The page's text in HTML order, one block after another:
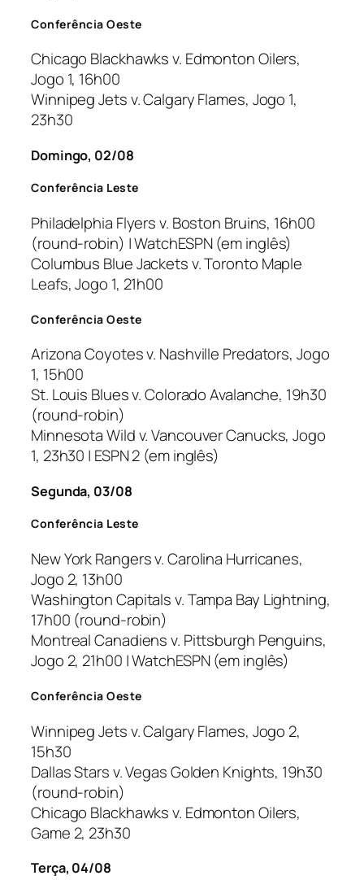
Conferência Oeste
Chicago Blackhawks v. Edmonton Oilers,
Jogo 1, 16h00
Winnipeg Jets v. Calgary Flames, Jogo 1,
23h30
Domingo, 02/08
Conferência Leste
Philadelphia Flyers v. Boston Bruins, 16h00
(round-robin) | WatchESPN (em inglês)
Columbus Blue Jackets v. Toronto Maple
Leafs, Jogo 1, 21h00
Conferência Oeste
Arizona Coyotes v. Nashville Predators, Jogo
1, 15h00
St. Louis Blues v. Colorado Avalanche, 19h30
(round-robin)
Minnesota Wild v. Vancouver Canucks, Jogo
1, 23h30 | ESPN 2 (em inglês)
Segunda, 03/08
Conferência Leste
New York Rangers v. Carolina Hurricanes,
Jogo 2, 13h00
Washington Capitals v. Tampa Bay Lightning,
17h00 (round-robin)
Montreal Canadiens v. Pittsburgh Penguins,
Jogo 2, 21h00 | WatchESPN (em inglês)
Conferência Oeste
Winnipeg Jets v. Calgary Flames, Jogo 2,
15h30
Dallas Stars v. Vegas Golden Knights, 19h30
(round-robin)
Chicago Blackhawks v. Edmonton Oilers,
Game 2, 23h30
Terça, 04/08